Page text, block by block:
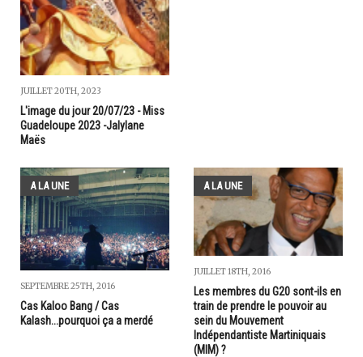
JUILLET 20TH, 2023
L'image du jour 20/07/23 - Miss
Guadeloupe 2023 -Jalylane
Maës
A LA UNE
SEPTEMBRE 25TH, 2016
Cas Kaloo Bang / Cas
Kalash...pourquoi ça a merdé
A LA UNE
JUILLET 18TH, 2016
Les membres du G20 sont-ils en
train de prendre le pouvoir au
sein du Mouvement
Indépendantiste Martiniquais
(MIM) ?